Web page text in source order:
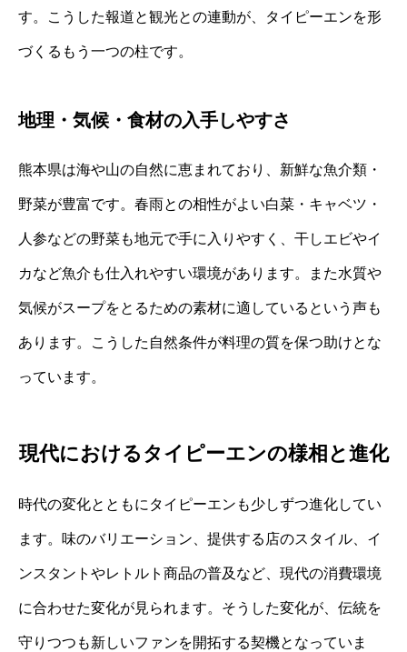
す。こうした報道と観光との連動が、タイピーエンを形
づくるもう一つの柱です。
地理・気候・食材の入手しやすさ
熊本県は海や山の自然に恵まれており、新鮮な魚介類・
野菜が豊富です。春雨との相性がよい白菜・キャベツ・
人参などの野菜も地元で手に入りやすく、干しエビやイ
カなど魚介も仕入れやすい環境があります。また水質や
気候がスープをとるための素材に適しているという声も
あります。こうした自然条件が料理の質を保つ助けとな
っています。
現代におけるタイピーエンの様相と進化
時代の変化とともにタイピーエンも少しずつ進化してい
ます。味のバリエーション、提供する店のスタイル、イ
ンスタントやレトルト商品の普及など、現代の消費環境
に合わせた変化が見られます。そうした変化が、伝統を
守りつつも新しいファンを開拓する契機となっていま